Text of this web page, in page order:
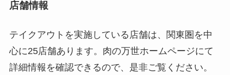
店舗情報
テイクアウトを実施している店舗は、関東圏を中
心に25店舗あります。肉の万世ホームページにて
詳細情報を確認できるので、是非ご覧ください。